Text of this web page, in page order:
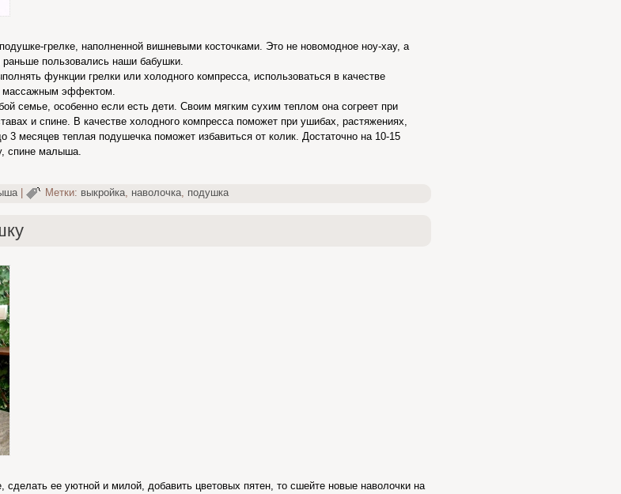
грелке, наполненной вишневыми косточками. Это не новомодное ноу-хау, а
пользовались наши бабушки.
функции грелки или холодного компресса, использоваться в качестве
массажным эффектом.
семье, особенно если есть дети. Своим мягким сухим теплом она согреет при
и спине. В качестве холодного компресса поможет при ушибах, растяжениях,
месяцев теплая подушечка поможет избавиться от колик. Достаточно на 10-15
спине малыша.
| Метки: выкройка, наволочка, подушка
сделать ее уютной и милой, добавить цветовых пятен, то сшейте новые наволочки на